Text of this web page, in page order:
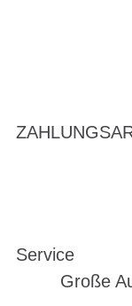
Service
Große